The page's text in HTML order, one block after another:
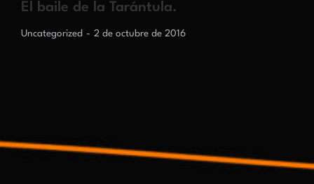
El baile de la Tarántula.
Uncategorized 2 de octubre de 2016